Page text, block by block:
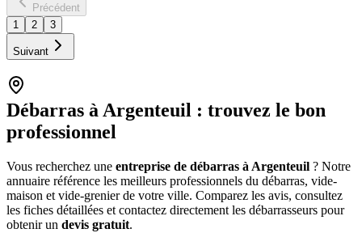
Précédent
1
2 3
Suivant
Débarras àArgenteuil : trouvez le bon
professionnel
Vous recherchez une entreprise de débarras à Argenteuil ? Notre
annuaire référence les meilleurs professionnels du débarras, vide-
maison et vide-grenier de votre ville. Comparez les avis, consultez
les fiches détaillées et contactez directement les débarrasseurs pour
obtenir un devis gratuit.